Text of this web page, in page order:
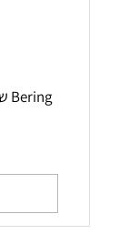
Bering שעון ברינג לאישה דגם 13436-369